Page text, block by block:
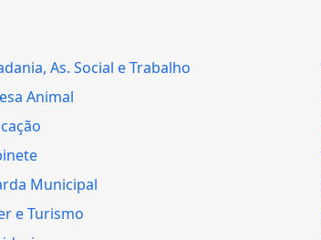
As. Social e Trabalho
Animal
Municipal
e Turismo